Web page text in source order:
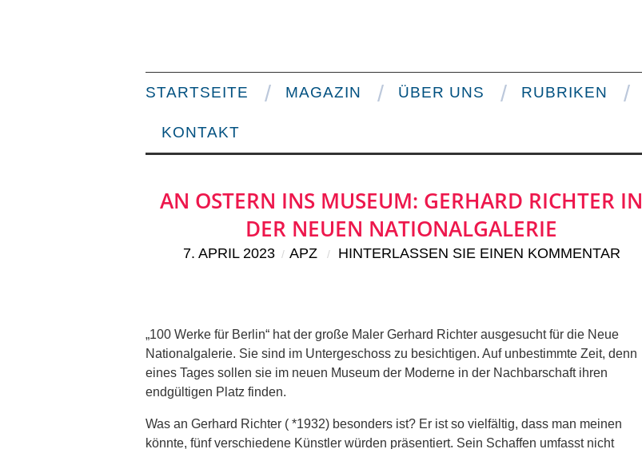
STARTSEITE MAGAZIN ÜBER UNS RUBRIKEN
KONTAKT
AN OSTERN INS MUSEUM: GERHARD RICHTER IN
DER NEUEN NATIONALGALERIE
7. APRIL 2023 APZ HINTERLASSEN SIE EINEN KOMMENTAR
„100 Werke für Berlin“ hat der große Maler Gerhard Richter ausgesucht für die Neue
Nationalgalerie. Sie sind im Untergeschoss zu besichtigen. Auf unbestimmte Zeit, denn
eines Tages sollen sie im neuen Museum der Moderne in der Nachbarschaft ihren
endgültigen Platz finden.
Was an Gerhard Richter ( *1932) besonders ist? Er ist so vielfältig, dass man meinen
könnte, fünf verschiedene Künstler würden präsentiert. Sein Schaffen umfasst nicht